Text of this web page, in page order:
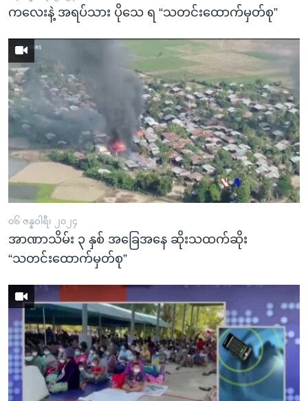
ကလေးနဲ့ အရပ်သား ပိုသေ ရ “သတင်းထောက်မှတ်စု”
၀၆ ဇန္နဝါရီ၊ ၂၀၂၄
အာဏာသိမ်း ၃ နှစ် အခြေအနေ ဆိုးသထက်ဆိုး
“သတင်းထောက်မှတ်စု”